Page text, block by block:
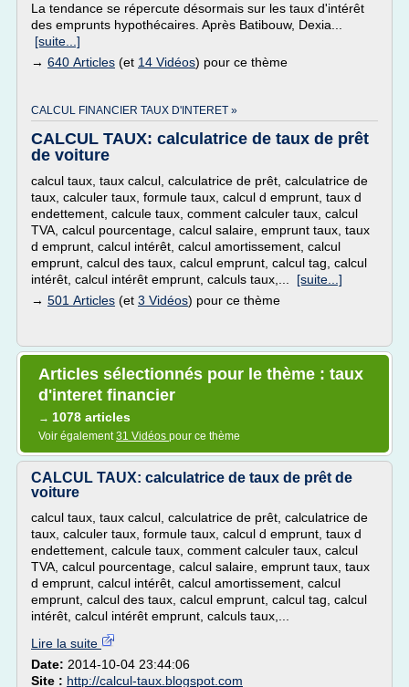
La tendance se répercute désormais sur les taux d'intérêt
des emprunts hypothécaires. Après Batibouw, Dexia...
[suite...]
→ 640 Articles (et 14 Vidéos) pour ce thème
CALCUL FINANCIER TAUX D'INTERET »
CALCUL TAUX: calculatrice de taux de prêt
de voiture
calcul taux, taux calcul, calculatrice de prêt, calculatrice de
taux, calculer taux, formule taux, calcul d emprunt, taux d
endettement, calcule taux, comment calculer taux, calcul
TVA, calcul pourcentage, calcul salaire, emprunt taux, taux
d emprunt, calcul intérêt, calcul amortissement, calcul
emprunt, calcul des taux, calcul emprunt, calcul tag, calcul
intérêt, calcul intérêt emprunt, calculs taux,... [suite...]
→ 501 Articles (et 3 Vidéos) pour ce thème
Articles sélectionnés pour le thème : taux
d'interet financier
→ 1078 articles
Voir également31 Vidéos pour ce thème
CALCUL TAUX: calculatrice de taux de prêt de
voiture
calcul taux, taux calcul, calculatrice de prêt, calculatrice de
taux, calculer taux, formule taux, calcul d emprunt, taux d
endettement, calcule taux, comment calculer taux, calcul
TVA, calcul pourcentage, calcul salaire, emprunt taux, taux
d emprunt, calcul intérêt, calcul amortissement, calcul
emprunt, calcul des taux, calcul emprunt, calcul tag, calcul
intérêt, calcul intérêt emprunt, calculs taux,...
Lire la suite
Date: 2014-10-04 23:44:06
Site : http://calcul-taux.blogspot.com